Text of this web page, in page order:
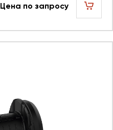
Цена по запросу